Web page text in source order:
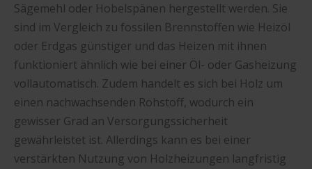
Sägemehl oder Hobelspänen hergestellt werden. Sie
sind im Vergleich zu fossilen Brennstoffen wie Heizöl
oder Erdgas günstiger und das Heizen mit ihnen
funktioniert ähnlich wie bei einer Öl- oder Gasheizung
vollautomatisch. Zudem handelt es sich bei Holz um
einen nachwachsenden Rohstoff, wodurch ein
gewisser Grad an Versorgungssicherheit
gewährleistet ist. Allerdings kann es bei einer
verstärkten Nutzung von Holzheizungen langfristig